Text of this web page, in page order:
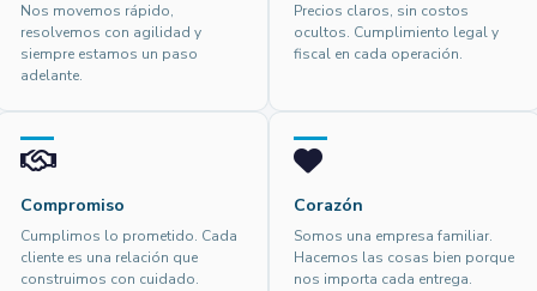
Nos movemos rápido,
resolvemos con agilidad y
siempre estamos un paso
adelante.
Precios claros, sin costos
ocultos. Cumplimiento legal y
fiscal en cada operación.
Compromiso
Cumplimos lo prometido. Cada
cliente es una relación que
construimos con cuidado.
Corazón
Somos una empresa familiar.
Hacemos las cosas bien porque
nos importa cada entrega.